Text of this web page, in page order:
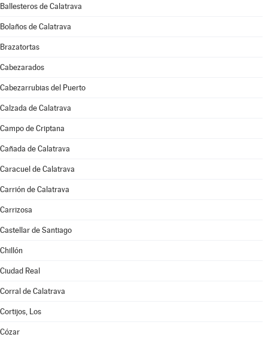
Ballesteros de Calatrava
Bolaños de Calatrava
Brazatortas
Cabezarados
Cabezarrubias del Puerto
Calzada de Calatrava
Campo de Criptana
Cañada de Calatrava
Caracuel de Calatrava
Carrión de Calatrava
Carrizosa
Castellar de Santiago
Chillón
Ciudad Real
Corral de Calatrava
Cortijos, Los
Cózar